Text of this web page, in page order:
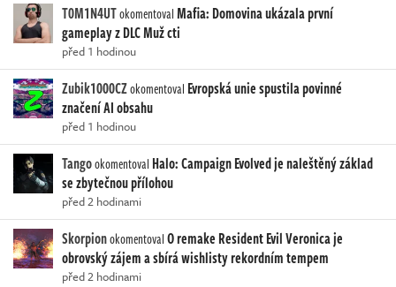
T0M1N4UTokomentovalMafia: Domovina ukázala první
gameplay z DLC Muž cti
před 1 hodinou
Zubik1000CZokomentoval Evropská unie spustila povinné
značení AI obsahu
před 1 hodinou
Tangookomentoval Halo: Campaign Evolved je naleštěný základ
se zbytečnou přílohou
před 2 hodinami
SkorpionokomentovalO remake Resident Evil Veronica je
obrovský zájem a sbírá wishlisty rekordním tempem
před 2 hodinami